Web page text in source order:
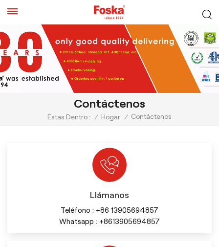
Contáctenos
Estas Dentro : / Hogar / Contáctenos
Llámanos
Teléfono : +86 13905694857
Whatsapp : +8613905694857